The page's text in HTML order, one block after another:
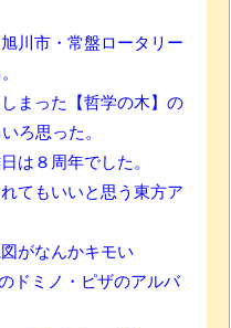
旭川市・常盤ロータリー
まった【哲学の木】の
ろ思った。
は８周年でした。
てもいいと思う東方ア
がなんかキモい
ドミノ・ピザのアルバ